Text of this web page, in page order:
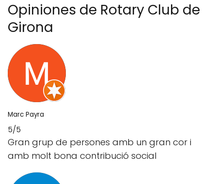
Opiniones de Rotary Club de
Girona
Marc Payra
5/5
Gran grup de persones amb un gran cor i
amb molt bona contribució social